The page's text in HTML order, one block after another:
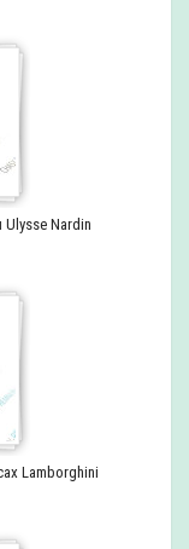
Nardin
Lamborghini